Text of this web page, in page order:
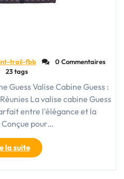
trail-fbb
0 Commentaires
23 tags
Guess Valise Cabine Guess :
La valise cabine Guess
entre l'élégance et la
pour…
la suite"Découvrez
l’Élégance
de